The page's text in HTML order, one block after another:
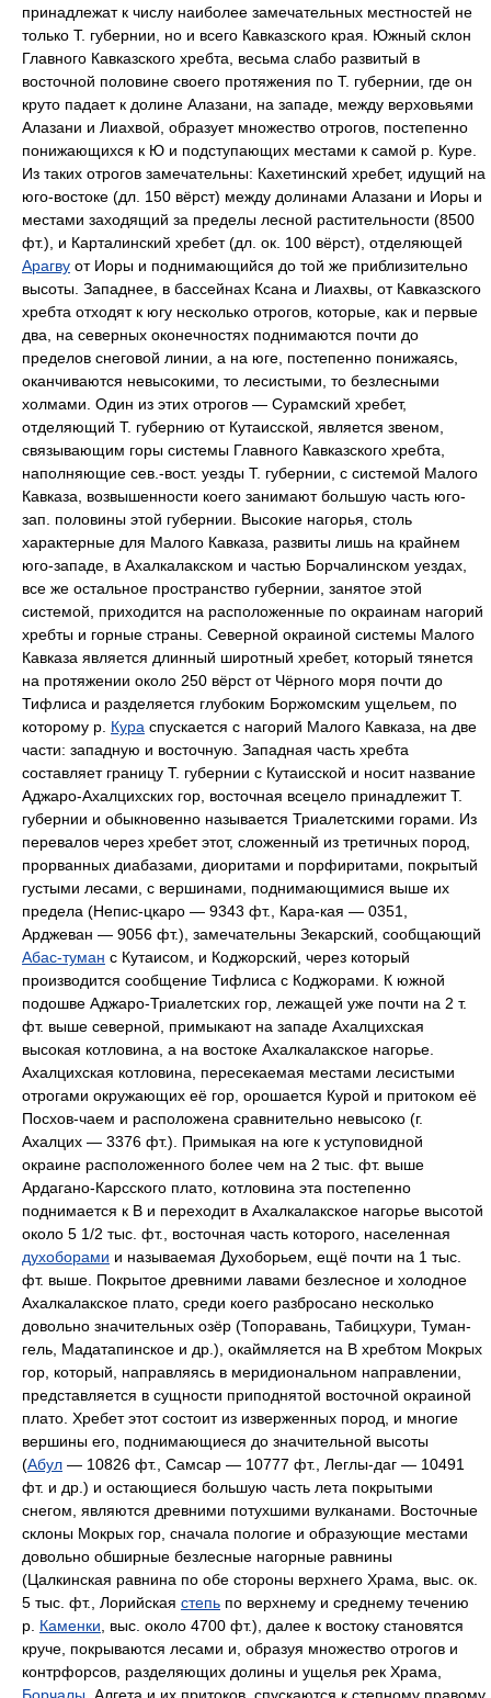
принадлежат к числу наиболее замечательных местностей не
только Т. губернии, но и всего Кавказского края. Южный склон
Главного Кавказского хребта, весьма слабо развитый в
восточной половине своего протяжения по Т. губернии, где он
круто падает к долине Алазани, на западе, между верховьями
Алазани и Лиахвой, образует множество отрогов, постепенно
понижающихся к Ю и подступающих местами к самой р. Куре.
Из таких отрогов замечательны: Кахетинский хребет, идущий на
юго-востоке (дл. 150 вёрст) между долинами Алазани и Иоры и
местами заходящий за пределы лесной растительности (8500
фт.), и Карталинский хребет (дл. ок. 100 вёрст), отделяющей
Арагву от Иоры и поднимающийся до той же приблизительно
высоты. Западнее, в бассейнах Ксана и Лиахвы, от Кавказского
хребта отходят к югу несколько отрогов, которые, как и первые
два, на северных оконечностях поднимаются почти до
пределов снеговой линии, а на юге, постепенно понижаясь,
оканчиваются невысокими, то лесистыми, то безлесными
холмами. Один из этих отрогов — Сурамский хребет,
отделяющий Т. губернию от Кутаисской, является звеном,
связывающим горы системы Главного Кавказского хребта,
наполняющие сев.-вост. уезды Т. губернии, с системой Малого
Кавказа, возвышенности коего занимают большую часть юго-
зап. половины этой губернии. Высокие нагорья, столь
характерные для Малого Кавказа, развиты лишь на крайнем
юго-западе, в Ахалкалакском и частью Борчалинском уездах,
все же остальное пространство губернии, занятое этой
системой, приходится на расположенные по окраинам нагорий
хребты и горные страны. Северной окраиной системы Малого
Кавказа является длинный широтный хребет, который тянется
на протяжении около 250 вёрст от Чёрного моря почти до
Тифлиса и разделяется глубоким Боржомским ущельем, по
которому р. Кура спускается с нагорий Малого Кавказа, на две
части: западную и восточную. Западная часть хребта
составляет границу Т. губернии с Кутаисской и носит название
Аджаро-Ахалцихских гор, восточная всецело принадлежит Т.
губернии и обыкновенно называется Триалетскими горами. Из
перевалов через хребет этот, сложенный из третичных пород,
прорванных диабазами, диоритами и порфиритами, покрытый
густыми лесами, с вершинами, поднимающимися выше их
предела (Непис-цкаро — 9343 фт., Кара-кая — 0351,
Арджеван — 9056 фт.), замечательны Зекарский, сообщающий
Абас-туман с Кутаисом, и Коджорский, через который
производится сообщение Тифлиса с Коджорами. К южной
подошве Аджаро-Триалетских гор, лежащей уже почти на 2 т.
фт. выше северной, примыкают на западе Ахалцихская
высокая котловина, а на востоке Ахалкалакское нагорье.
Ахалцихская котловина, пересекаемая местами лесистыми
отрогами окружающих её гор, орошается Курой и притоком её
Посхов-чаем и расположена сравнительно невысоко (г.
Ахалцих — 3376 фт.). Примыкая на юге к уступовидной
окраине расположенного более чем на 2 тыс. фт. выше
Ардагано-Карсского плато, котловина эта постепенно
поднимается к В и переходит в Ахалкалакское нагорье высотой
около 5 1/2 тыс. фт., восточная часть которого, населенная
духоборами и называемая Духоборьем, ещё почти на 1 тыс.
фт. выше. Покрытое древними лавами безлесное и холодное
Ахалкалакское плато, среди коего разбросано несколько
довольно значительных озёр (Топоравань, Табицхури, Туман-
гель, Мадатапинское и др.), окаймляется на В хребтом Мокрых
гор, который, направляясь в меридиональном направлении,
представляется в сущности приподнятой восточной окраиной
плато. Хребет этот состоит из изверженных пород, и многие
вершины его, поднимающиеся до значительной высоты
(Абул — 10826 фт., Самсар — 10777 фт., Леглы-даг — 10491
фт. и др.) и остающиеся большую часть лета покрытыми
снегом, являются древними потухшими вулканами. Восточные
склоны Мокрых гор, сначала пологие и образующие местами
довольно обширные безлесные нагорные равнины
(Цалкинская равнина по обе стороны верхнего Храма, выс. ок.
5 тыс. фт., Лорийская степь по верхнему и среднему течению
р. Каменки, выс. около 4700 фт.), далее к востоку становятся
круче, покрываются лесами и, образуя множество отрогов и
контрфорсов, разделяющих долины и ущелья рек Храма,